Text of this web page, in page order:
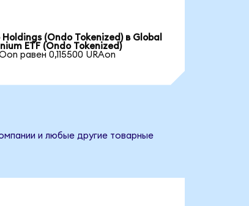
Holdings (Ondo Tokenized) в Global
ETF (Ondo Tokenized)
равен 0,115500 URAon
и любые другие товарные